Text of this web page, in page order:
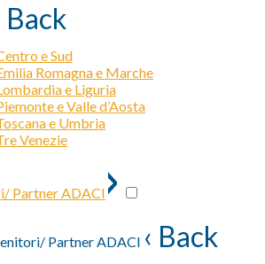
Back
e Sud
Romagna e Marche
e Liguria
e Valle d’Aosta
e Umbria
Venezie
Partner ADACI ›
Partner ADACI ‹ Back